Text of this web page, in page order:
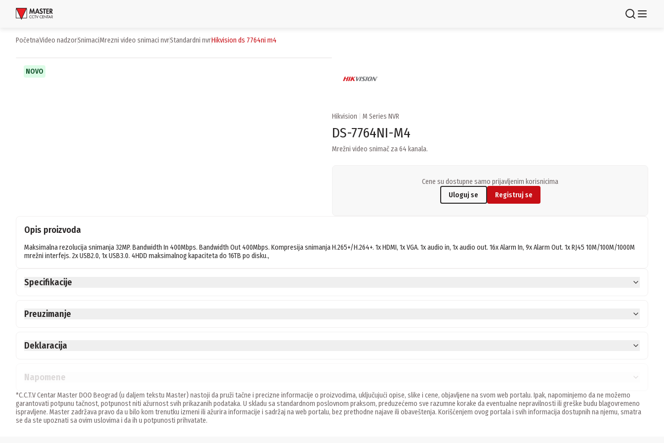
Uloguj se
Proizvodi
Početna video nadzor snimaci mrezni video snimaci nvr standardni nvr hikvision ds 7764ni m4
NOVO
Hikvision M Series NVR
DS-7764NI-M4
Mrežni video snimač za 64 kanala.
Cene su dostupne samo prijavljenim korisnicima
Uloguj se
Registruj se
Opis proizvoda
Maksimalna rezolucija snimanja 32MP. Bandwidth In 400Mbps. Bandwidth Out 400Mbps. Kompresija snimanja H.265+/H.264+. 1x HDMI, 1x VGA. 1x audio in, 1x audio out. 16x Alarm In, 9x Alarm Out. 1x RJ45 10M/100M/1000M
mrežni interfejs. 2x USB2.0, 1x USB3.0. 4HDD maksimalnog kapaciteta do 16TB po disku.,
Specifikacije
Preuzimanje
Deklaracija
Napomene
*C.C.T.V Centar Master DOO Beograd (u daljem tekstu Master) nastoji da pruži tačne i precizne informacije o proizvodima, uključujući opise, slike i cene, objavljene na svom web portalu. Ipak, napominjemo da ne možemo
garantovati potpunu tačnost, potpunost niti ažurnost svih prikazanih podataka. U skladu sa standardnom poslovnom praksom, preduzećemo sve razumne korake da eventualne nepravilnosti ili greške budu blagovremeno
ispravljene. Master zadržava pravo da u bilo kom trenutku izmeni ili ažurira informacije i sadržaj na web portalu, bez prethodne najave ili obaveštenja. Korišćenjem ovog portala i svih informacija dostupnih na njemu, smatra
se da ste upoznati sa ovim uslovima i da ih u potpunosti prihvatate.